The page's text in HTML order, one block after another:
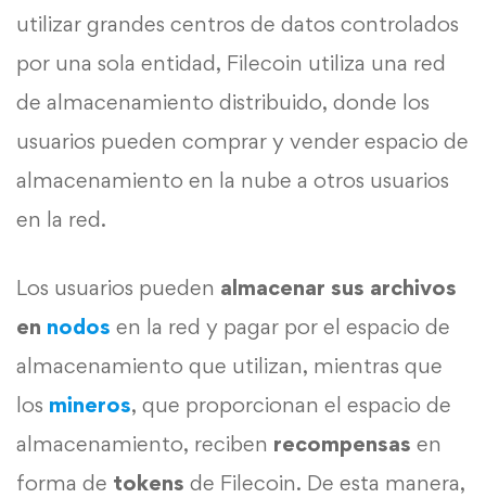
utilizar grandes centros de datos controlados
por una sola entidad, Filecoin utiliza una red
de almacenamiento distribuido, donde los
usuarios pueden comprar y vender espacio de
almacenamiento en la nube a otros usuarios
en la red.
Los usuarios pueden almacenar sus archivos
en nodos en la red y pagar por el espacio de
almacenamiento que utilizan, mientras que
los mineros, que proporcionan el espacio de
almacenamiento, reciben recompensas en
forma de tokens de Filecoin. De esta manera,